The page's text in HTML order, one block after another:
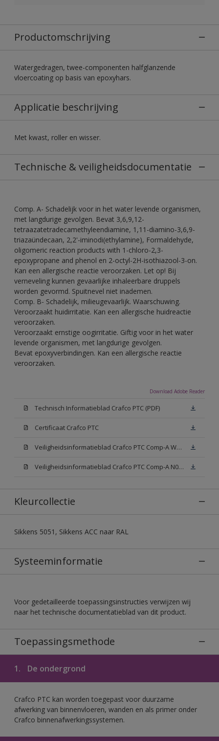
Productomschrijving
Watergedragen, twee-componenten halfglanzende
vloercoating op basis van epoxyhars.
Applicatie beschrijving
Met kwast, roller en wisser.
Technische & veiligheidsdocumentatie
Comp. A- Schadelijk voor in het water levende organismen,
met langdurige gevolgen. Bevat 3,6,9,12-
tetraazatetradecamethyleendiamine, 1,11-diamino-3,6,9-
triazaündecaan, 2,2'-iminodi(ethylamine), Formaldehyde,
oligomeric reaction products with 1-chloro-2,3-
epoxypropane and phenol en 2-octyl-2H-isothiazool-3-on.
Kan een allergische reactie veroorzaken. Let op! Bij
verneveling kunnen gevaarlijke inhaleerbare druppels
worden gevormd. Spuitnevel niet inademen.
Comp. B- Schadelijk, milieugevaarlijk. Waarschuwing.
Veroorzaakt huidirritatie. Kan een allergische huidreactie
veroorzaken.
Veroorzaakt ernstige oogirritatie. Giftig voor in het water
levende organismen, met langdurige gevolgen.
Bevat epoxyverbindingen. Kan een allergische reactie
veroorzaken.
Download Adobe Reader
Technisch Informatieblad Crafco PTC (PDF)
Certificaat Crafco PTC
Veiligheidsinformatieblad Crafco PTC Comp-A W05 (MSDS)
Veiligheidsinformatieblad Crafco PTC Comp-A N00 (MSDS)
Kleurcollectie
Sikkens 5051, Sikkens ACC naar RAL
Systeeminformatie
Voor gedetailleerde toepassingsinstructies verwijzen wij
naar het technische documentatieblad van dit product.
Toepassingsmethode
1. De ondergrond
Crafco PTC kan worden toegepast voor duurzame
afwerking van binnenvloeren, wanden en als primer onder
Crafco binnenafwerkingssystemen.